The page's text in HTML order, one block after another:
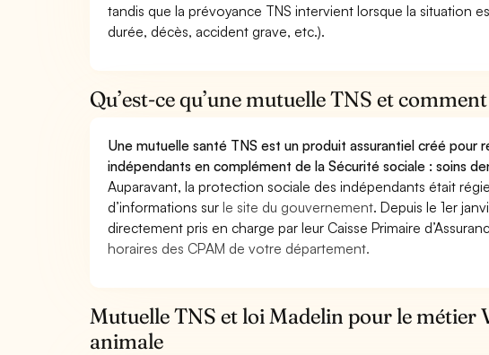
tandis que la prévoyance TNS intervient lorsque la situation
durée, décès, accident grave, etc.).
Qu’est-ce qu’une mutuelle TNS et
Une mutuelle santé TNS est un produit assurantiel créé pour
indépendants en complément de la Sécurité sociale : soins
Auparavant, la protection sociale des indépendants était
d’informations surle site du gouvernement. Depuis le 1er
directement pris en charge par leur Caisse Primaire
horaires des CPAM de votre département.
Mutuelle TNS et loi Madelin pour le métier
animale